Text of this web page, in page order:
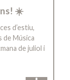
☀️
d’estiu,
de Música
de juliol i